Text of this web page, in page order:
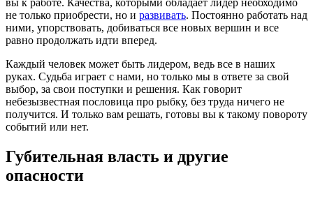
не только приобрести, но и развивать. Постоянно работать над
ними, упорствовать, добиваться все новых вершин и все
равно продолжать идти вперед.
Каждый человек может быть лидером, ведь все в наших
руках. Судьба играет с нами, но только мы в ответе за свой
выбор, за свои поступки и решения. Как говорит
небезызвестная пословица про рыбку, без труда ничего не
получится. И только вам решать, готовы вы к такому повороту
событий или нет.
Губительная власть и другие
опасности